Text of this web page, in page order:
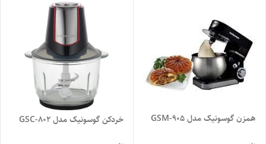
همزن گوسونیک مدل GSM-905 خردکن گوسونیک مدل GSC-802